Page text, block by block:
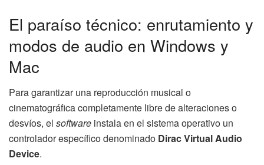
El paraíso técnico: enrutamiento y
modos de audio en Windows y
Mac
Para garantizar una reproducción musical o
cinematográfica completamente libre de alteraciones o
desvíos, el software instala en el sistema operativo un
controlador específico denominado Dirac Virtual Audio
Device.